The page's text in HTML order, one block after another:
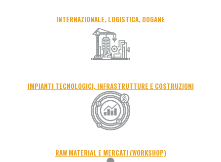
INTERNAZIONALE, LOGISTICA, DOGANE
IMPIANTI TECNOLOGICI, INFRASTRUTTURE E COSTRUZIONI
RAW MATERIAL E MERCATI (WORKSHOP)